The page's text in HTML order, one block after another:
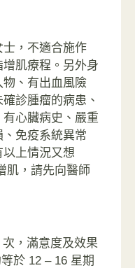
，不適合施作
肌療程。另外身
、有出血風險
診腫瘤的病患、
心臟病史、嚴重
免疫系統異常
上情況又想
肌，請先向醫師
，滿意度及效果
於 12 – 16 星期